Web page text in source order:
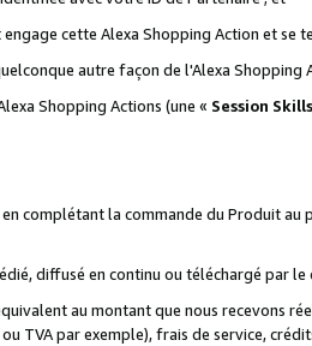
cette Alexa Shopping Action et se
autre façon de l'Alexa Shopping
Shopping Actions (une « Session Skills
complétant la commande du Produit au
diffusé en continu ou téléchargé par le
au montant que nous recevons
TVA par exemple), frais de service,